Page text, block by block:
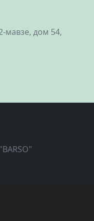
мавзе, дом 54,